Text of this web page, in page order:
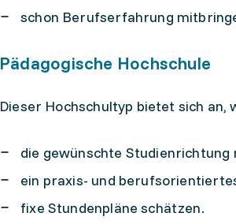
schon Berufserfahrung
Pädagogische Hochschule
Dieser Hochschultyp bietet sich
die gewünschte
ein praxis- und
fixe Stundenpläne schätzen.